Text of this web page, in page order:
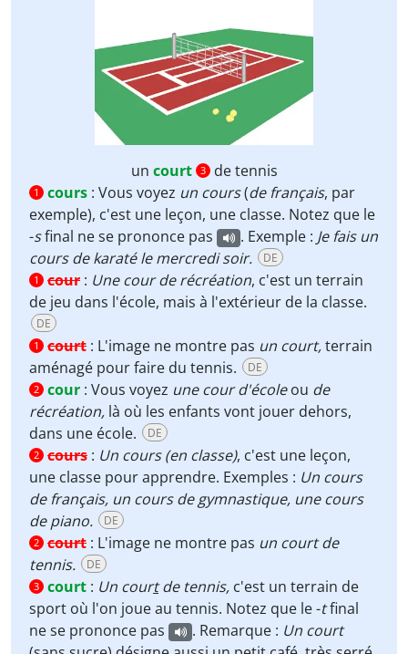
un court 3 de tennis
1 cours : Vous voyez un cours(de français, par
exemple), c'est une leçon, une classe. Notez que le
-sfinal ne se prononce pas . Exemple : Je fais un
cours de karaté le mercredi soir.
DE
1 cour : Une cour de récréation, c'est un terrain
de jeu dans l'école, mais à l'extérieur de la classe.
DE
1 court : L'image ne montre pas un court,terrain
aménagé pour faire du tennis.
DE
2 cour : Vous voyez une cour d'écoleou de
récréation, là où les enfants vont jouer dehors,
dans une école.
DE
2 cours : Un cours (en classe), c'est une leçon,
une classe pour apprendre. Exemples : Un cours
de français, un cours de gymnastique, une cours
de piano.
DE
2 court : L'image ne montre pas un court de
tennis.
DE
3 court : Un courtde tennis, c'est un terrain de
sport où l'on joue au tennis. Notez que le -tfinal
ne se prononce pas
. Remarque : Un court